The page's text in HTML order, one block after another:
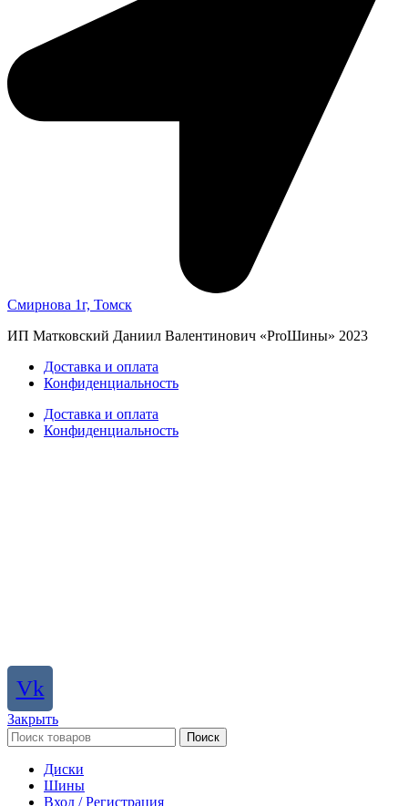
Смирнова 1г, Томск
ИП Матковский Даниил Валентинович «‎ProШины» 2023
Доставка и оплата
Конфиденциальность
Доставка и оплата
Конфиденциальность
Vk
Закрыть
Поиск
Диски
Шины
Вход / Регистрация